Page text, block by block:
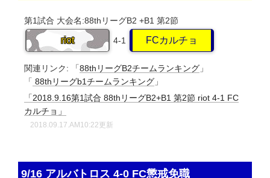
第1試合 大会名:88thリーグB2 +B1 第2節
riot 4-1 FCカルチョ
関連リンク: 「88thリーグB2チームランキング 」
「 88thリーグb1チームランキング 」
「2018.9.16第1試合 88thリーグB2+B1 第2節 riot 4-1 FC
カルチョ」
2018.09.17.AM10:22更新
9/16 アルバトロス 4-0 FC懲戒免職